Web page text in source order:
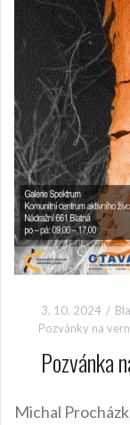
3. 10. 2024
Pozvánky na
Pozvánka
Michal